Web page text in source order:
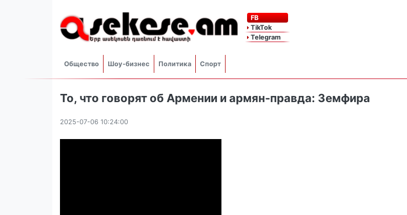
FB
TikTok
Telegram
Общество Шоу-бизнес Политика Спорт
То, что говорят об Армении и армян-правда: Земфира
2025-07-06 10:24:00